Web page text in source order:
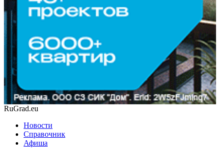
RuGrad.eu
Новости
Справочник
Афиша